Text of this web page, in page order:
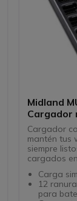
Midland
Cargador
Cargador
mantén tus
siempre
cargados
Carga
12
para